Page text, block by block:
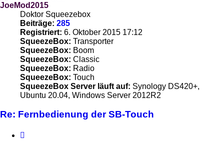
JoeMod2015
Doktor Squeezebox
Beiträge: 285
Registriert: 6. Oktober 2015 17:12
SqueezeBox: Transporter
SqueezeBox: Boom
SqueezeBox: Classic
SqueezeBox: Radio
SqueezeBox: Touch
SqueezeBox Server läuft auf: Synology DS420+,
Ubuntu 20.04, Windows Server 2012R2
Re: Fernbedienung der SB-Touch